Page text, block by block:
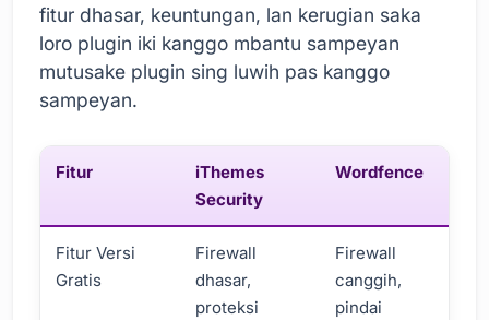
fitur dhasar, keuntungan, lan kerugian saka
loro plugin iki kanggo mbantu sampeyan
mutusake plugin sing luwih pas kanggo
sampeyan.
Fitur
iThemes
Security
Wordfence
Fitur Versi
Gratis
Firewall
dhasar,
proteksi
Firewall
canggih,
pindai